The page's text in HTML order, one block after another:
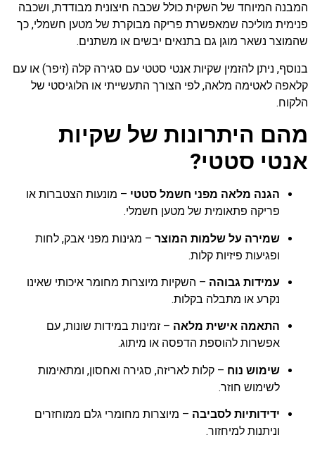
המבנה המיוחד של השקית כולל שכבה חיצונית מבודדת, ושכבה
פנימית מוליכה שמאפשרת פריקה מבוקרת של מטען חשמלי, כך
שהמוצר נשאר מוגן גם בתנאים יבשים או משתנים.
בנוסף, ניתן להזמין שקיות אנטי סטטי עם סגירה קלה (זיפר) או עם
קלאפה לאטימה מלאה, לפי הצורך התעשייתי או הלוגיסטי של
הלקוח.
מהם היתרונות של שקיות
אנטי סטטי?
הגנה מלאה מפני חשמל סטטי – מונעות הצטברות או
פריקה פתאומית של מטען חשמלי.
שמירה על שלמות המוצר – מגינות מפני אבק, לחות
ופגיעות פיזיות קלות.
עמידות גבוהה – השקיות מיוצרות מחומר איכותי שאינו
נקרע או מתבלה בקלות.
התאמה אישית מלאה – זמינות במידות שונות, עם
אפשרות להוספת הדפסה או מיתוג.
שימוש נוח – קלות לאריזה, סגירה ואחסון, ומתאימות
לשימוש חוזר.
ידידותיות לסביבה – מיוצרות מחומרי גלם ממוחזרים
וניתנות למיחזור.